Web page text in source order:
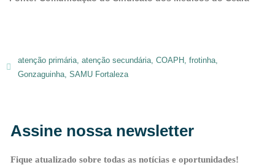
atenção primária, atenção secundária, COAPH , frotinha,
Gonzaguinha, SAMU Fortaleza
Assine nossa newsletter
Fique atualizado sobre todas as notícias e oportunidades!